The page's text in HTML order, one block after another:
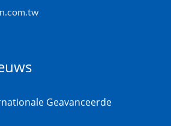
Geavanceerde